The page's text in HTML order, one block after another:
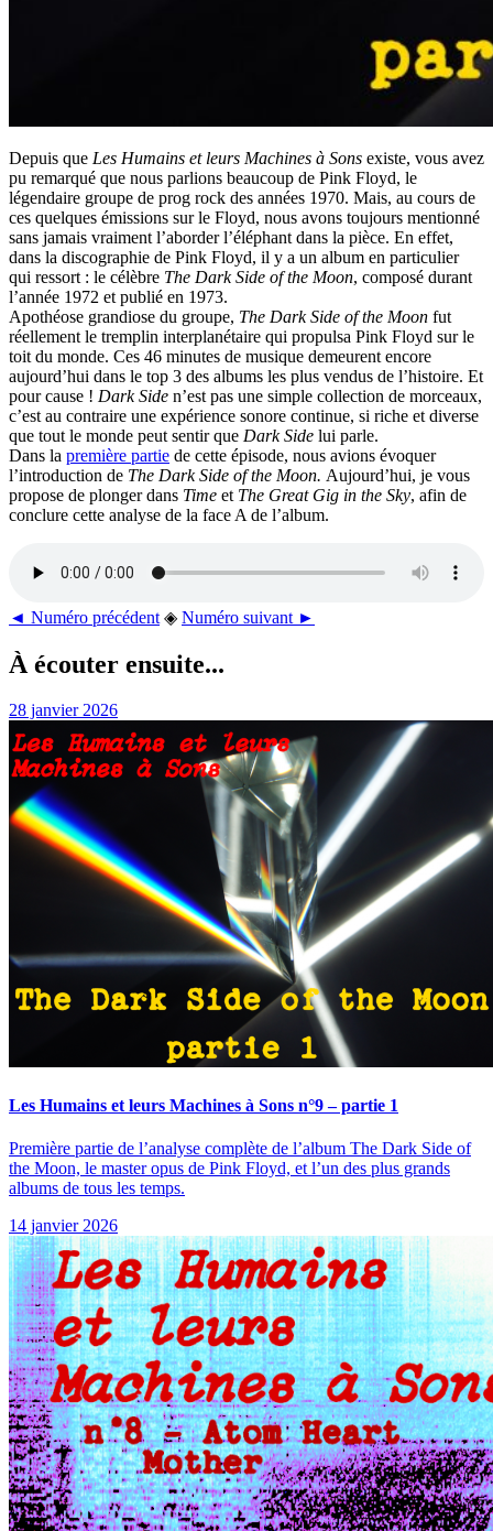
Depuis que Les Humains et leurs Machines à Sons existe, vous avez
pu remarqué que nous parlions beaucoup de Pink Floyd, le
légendaire groupe de prog rock des années 1970. Mais, au cours de
ces quelques émissions sur le Floyd, nous avons toujours mentionné
sans jamais vraiment l’aborder l’éléphant dans la pièce. En effet,
dans la discographie de Pink Floyd, il y a un album en particulier
qui ressort : le célèbre The Dark Side of the Moon, composé durant
l’année 1972 et publié en 1973.
Apothéose grandiose du groupe, The Dark Side of the Moon fut
réellement le tremplin interplanétaire qui propulsa Pink Floyd sur le
toit du monde. Ces 46 minutes de musique demeurent encore
aujourd’hui dans le top 3 des albums les plus vendus de l’histoire. Et
pour cause ! Dark Side n’est pas une simple collection de morceaux,
c’est au contraire une expérience sonore continue, si riche et diverse
que tout le monde peut sentir que Dark Side lui parle.
Dans la première partie de cette épisode, nous avions évoquer
l’introduction de The Dark Side of the Moon. Aujourd’hui, je vous
propose de plonger dans Time et The Great Gig in the Sky, afin de
conclure cette analyse de la face A de l’album.
◄ Numéro précédent ◈ Numéro suivant ►
À écouter ensuite...
28 janvier 2026
Les Humains et leurs Machines à Sons n°9 – partie 1
Première partie de l’analyse complète de l’album The Dark Side of
the Moon, le master opus de Pink Floyd, et l’un des plus grands
albums de tous les temps.
14 janvier 2026